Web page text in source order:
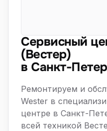
Сервисный
(Вестер)
в Санкт-
Ремонтируем и
Wester в
центре в Санкт-
всей техникой